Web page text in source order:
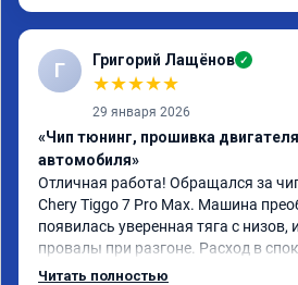
Г Григорий Лащёнов ✓
★★★★★
29 января 2026
«Чип тюнинг, прошивка двигателя
автомобиля»
Отличная работа! Обращался за
Chery Tiggo 7 Pro Max. Машина
появилась уверенная тяга с низов,
провалы при разгоне. Расход в
режиме даже немного снизился. Все
Читать полностью